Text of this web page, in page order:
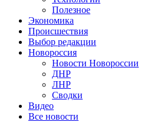
Полезное
Экономика
Происшествия
Выбор редакции
Новороссия
Новости Новороссии
ДНР
ЛНР
Сводки
Видео
Все новости